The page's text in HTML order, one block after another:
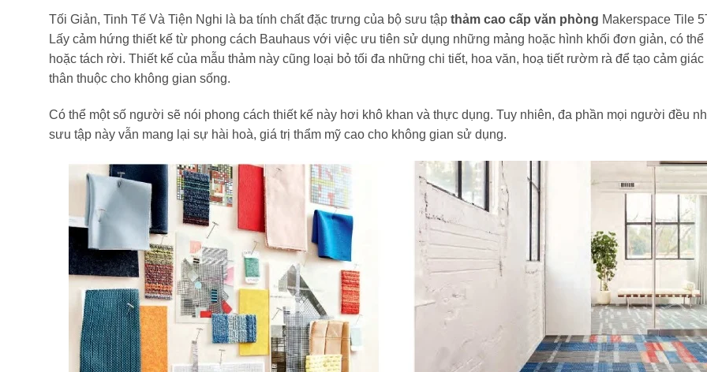
Tối Giản, Tinh Tế Và Tiện Nghi là ba tính chất đặc trưng của bộ sưu tập thảm cao cấp văn phòng Makerspace Tile
Lấy cảm hứng thiết kế từ phong cách Bauhaus với việc ưu tiên sử dụng những mảng hoặc hình khối đơn giản, có thể
hoặc tách rời. Thiết kế của mẫu thảm này cũng loại bỏ tối đa những chi tiết, hoa văn, hoạ tiết rườm rà để tạo cảm giác
thân thuộc cho không gian sống.
Có thể một số người sẽ nói phong cách thiết kế này hơi khô khan và thực dụng. Tuy nhiên, đa phần mọi người đều
sưu tập này vẫn mang lại sự hài hoà, giá trị thẩm mỹ cao cho không gian sử dụng.